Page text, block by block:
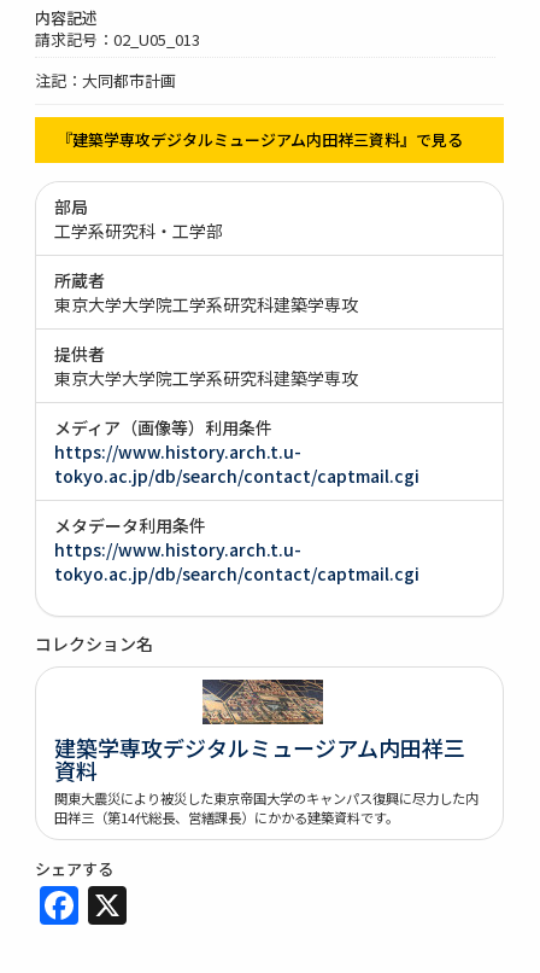
内容記述
請求記号：02_U05_013
注記：大同都市計画
『建築学専攻デジタルミュージアム内田祥三資料』で見る
部局
工学系研究科・工学部
所蔵者
東京大学大学院工学系研究科建築学専攻
提供者
東京大学大学院工学系研究科建築学専攻
メディア（画像等）利用条件
https://www.history.arch.t.u-
tokyo.ac.jp/db/search/contact/captmail.cgi
メタデータ利用条件
https://www.history.arch.t.u-
tokyo.ac.jp/db/search/contact/captmail.cgi
コレクション名
建築学専攻デジタルミュージアム内田祥三
資料
関東大震災により被災した東京帝国大学のキャンパス復興に尽力した内
田祥三（第14代総長、営繕課長）にかかる建築資料です。
シェアする
Facebook